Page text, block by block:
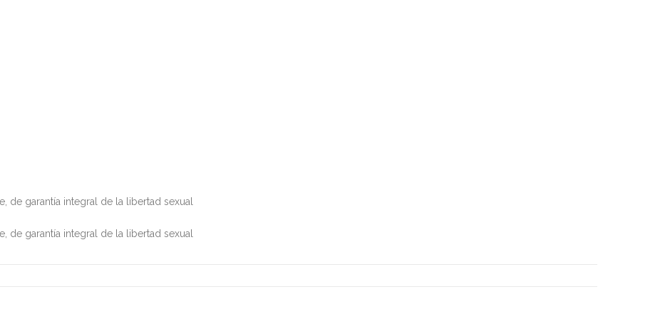
de garantía integral de la libertad sexual
de garantía integral de la libertad sexual